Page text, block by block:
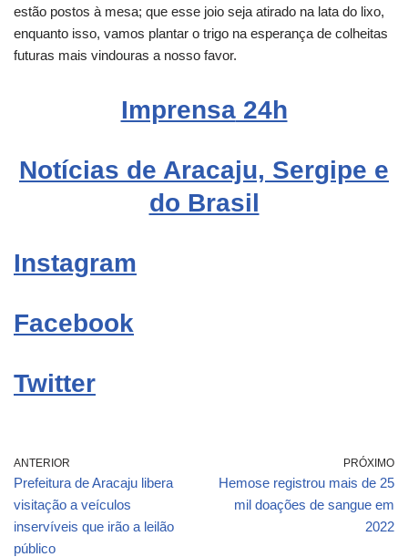
estão postos à mesa; que esse joio seja atirado na lata do lixo,
enquanto isso, vamos plantar o trigo na esperança de colheitas
futuras mais vindouras a nosso favor.
Imprensa24h
Notícias de Aracaju, Sergipe e
do Brasil
Instagram
Facebook
Twitter
ANTERIOR
Prefeitura de Aracaju libera
visitação a veículos
inservíveis que irão a leilão
público
PRÓXIMO
Hemose registrou mais de 25
mil doações de sangue em
2022